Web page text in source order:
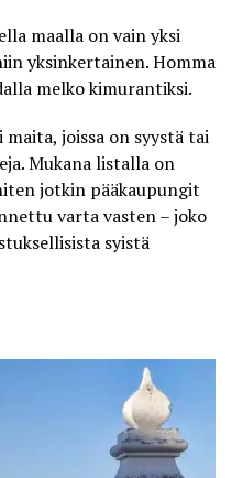
maalla on vain yksi
yksinkertainen. Homma
melko kimurantiksi.
joissa on syystä tai
Mukana listalla on
jotkin pääkaupungit
varta vasten – joko
syistä